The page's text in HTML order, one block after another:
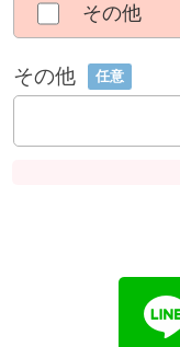
その他
その他 任意